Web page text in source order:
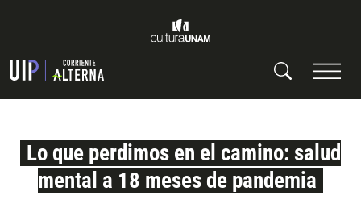
Lo que perdimos en el camino: salud
mental a 18 meses de pandemia